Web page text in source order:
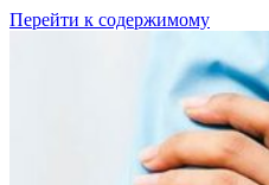
Перейти к содержимому